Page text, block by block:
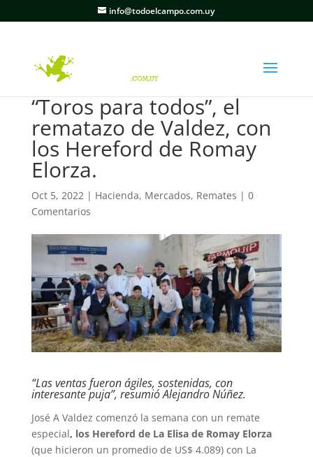
info@todoelcampo.com.uy
“Toros para todos”, el
rematazo de Valdez, con
los Hereford de Romay
Elorza.
Oct 5, 2022| Hacienda, Mercados, Remates | 0
Comentarios
“Las ventas fueron ágiles, sostenidas, con
interesante puja”, resumió Alejandro Núñez.
José A Valdez comenzó la semana con un remate
especial, los Hereford de La Elisa de Romay Elorza
(que hicieron un promedio de US$ 4.089) con La